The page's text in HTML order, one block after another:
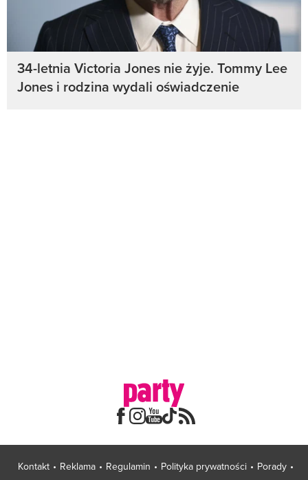
34-letnia Victoria Jones nie żyje. Tommy Lee
Jones i rodzina wydali oświadczenie
Kontakt Reklama Regulamin Polityka prywatności
Porady